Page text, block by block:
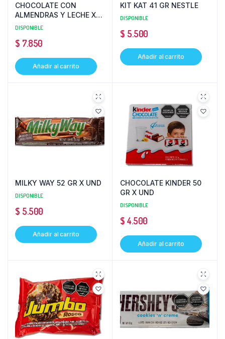
CHOCOLATE CON
ALMENDRAS Y LECHE X
UND MONT BLANC
DISPONIBLE
$ 7.850
Añadir al carrito
KIT KAT 41 GR NESTLE
DISPONIBLE
$ 5.500
Añadir al carrito
MILKY WAY 52 GR X UND
DISPONIBLE
$ 5.500
Añadir al carrito
CHOCOLATE KINDER 50
GR X UND
DISPONIBLE
$ 4.500
Añadir al carrito